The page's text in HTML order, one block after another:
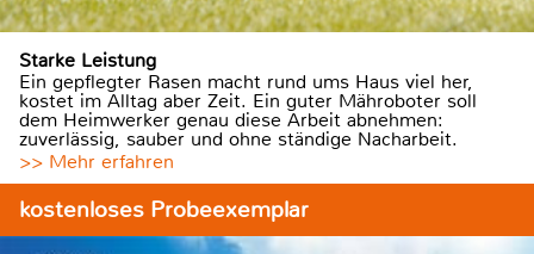
Starke Leistung
Ein gepflegter Rasen macht rund ums Haus viel her,
kostet im Alltag aber Zeit. Ein guter Mähroboter soll
dem Heimwerker genau diese Arbeit abnehmen:
zuverlässig, sauber und ohne ständige Nacharbeit.
>> Mehr erfahren
kostenloses Probeexemplar